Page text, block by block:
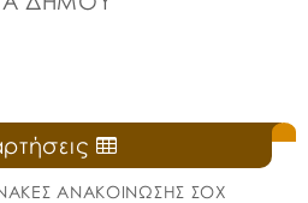
ΑΝΑΚΟΙΝΩΣΗΣ ΣΟΧ